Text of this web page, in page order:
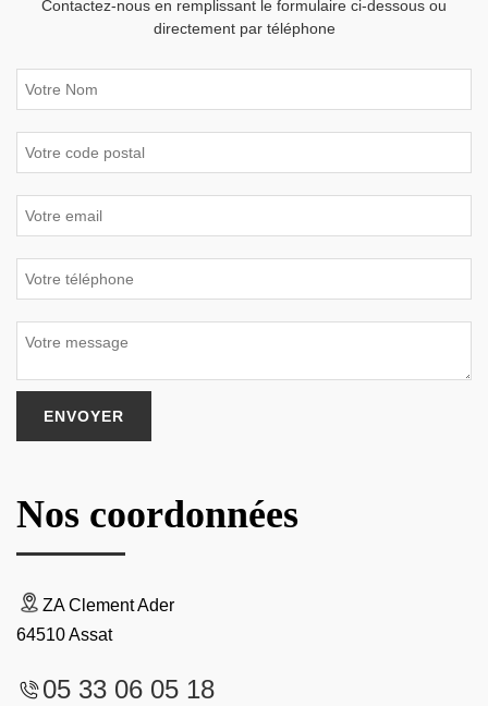
Contactez-nous en remplissant le formulaire ci-dessous ou
directement par téléphone
Nos coordonnées
ZA Clement Ader
64510 Assat
05 33 06 05 18